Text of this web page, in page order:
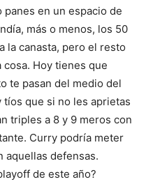
panes en un espacio de
más o menos, los 50
la canasta, pero el resto
Hoy tienes que
te pasan del medio del
tíos que si no les aprietas
triples a 8 y 9 meros con
Curry podría meter
aquellas defensas.
de este año?